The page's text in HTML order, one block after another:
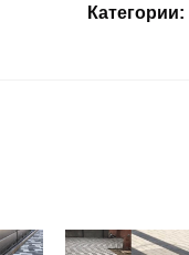
Категории: